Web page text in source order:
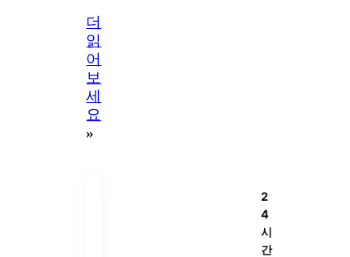
더
읽
어
보
세
요
»
2
4
시
간